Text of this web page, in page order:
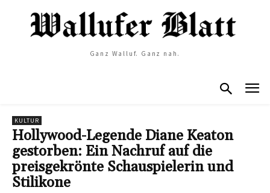
Ganz Walluf. Ganz nah.
KULTUR
Hollywood-Legende Diane Keaton
gestorben: Ein Nachruf auf die
preisgekrönte Schauspielerin und
Stilikone